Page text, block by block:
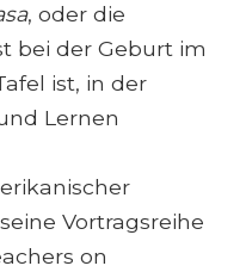
, oder die
bei der Geburt im
ist, in der
Lernen
Vortragsreihe
on